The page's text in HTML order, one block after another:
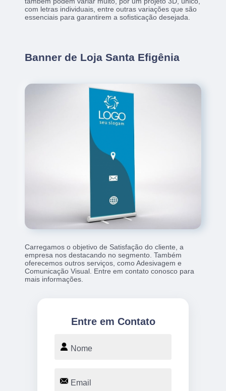
com letras individuais, entre outras variações que são
essenciais para garantirem a sofisticação desejada.
Banner de Loja Santa Efigênia
Carregamos o objetivo de Satisfação do cliente, a
empresa nos destacando no segmento. Também
oferecemos outros serviços, como Adesivagem e
Comunicação Visual. Entre em contato conosco para
mais informações.
Entre em Contato